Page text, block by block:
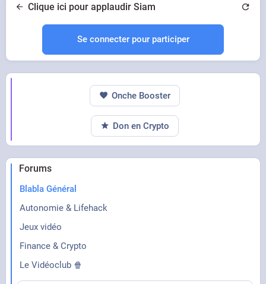
Clique ici pour applaudir Siam
Se connecter pour participer
Forums
Blabla Général
Autonomie & Lifehack
Jeux vidéo
Finance & Crypto
Le Vidéoclub 🍿
Onche Booster
Don en Crypto